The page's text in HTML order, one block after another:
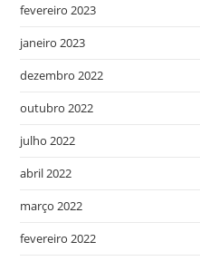
fevereiro 2023
janeiro 2023
dezembro 2022
outubro 2022
julho 2022
abril 2022
março 2022
fevereiro 2022